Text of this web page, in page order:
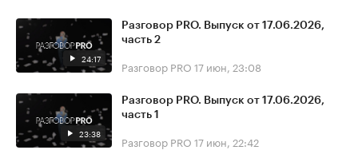
24:17
Разговор PRO. Выпуск от 17.06.2026,
часть 2
Разговор PRO 17 июн, 23:08
23:38
Разговор PRO. Выпуск от 17.06.2026,
часть 1
Разговор PRO 17 июн, 22:42